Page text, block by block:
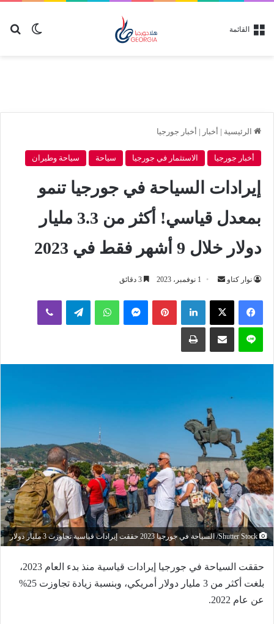
الوضع القائمة
الرئيسية | أخبار | أخبار جورجيا
أخبار جورجيا الاستثمار في جورجيا سياحة سياحة وطيران
إيرادات السياحة في جورجيا تنمو
بمعدل قياسي! أكثر من 3.3 مليار
دولار خلال 9 أشهر فقط في 2023
نوار كتاو
أرسل
إلكترونيا
1 نوفمبر، 2023
لينكدإن بينتيريستماسنجر واتساب تيلقرام ڤايبر
لاين مشاركة عبر البريد طباعة
حققت السياحة في جورجيا إيرادات قياسية منذ بدء العام 2023،
بلغت أكثر من 3 مليار دولار أمريكي، وبنسبة زيادة تجاوزت 25%
عن عام 2022.